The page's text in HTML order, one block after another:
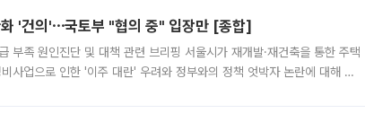
'건의'⋯국토부 "협의 중" 입장만 [종합]
부족 원인진단 및 대책 관련 브리핑 서울시가 재개발·재건축을 통한 주택
사업으로 인한 '이주 대란' 우려와 정부와의 정책 엇박자 논란에 대해 정